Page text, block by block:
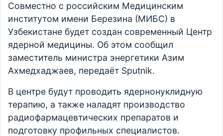
Совместно с российским Медицинским
институтом имени Березина (МИБС) в
Узбекистане будет создан современный Центр
ядерной медицины. Об этом сообщил
заместитель министра энергетики Азим
Ахмедхаджаев, передаёт Sputnik.
В центре будут проводить ядернонуклидную
терапию, а также наладят производство
радиофармацевтических препаратов и
подготовку профильных специалистов.